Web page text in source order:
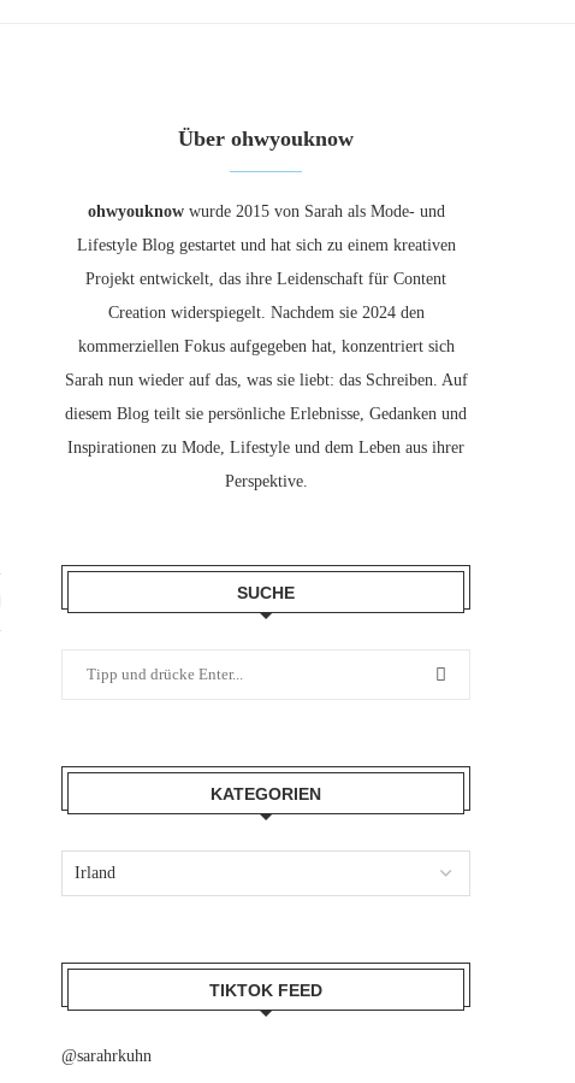
Über ohwyouknow
ohwyouknowwurde 2015 von Sarah als Mode- und
Lifestyle Blog gestartet und hat sich zu einem kreativen
Projekt entwickelt, das ihre Leidenschaft für Content
Creation widerspiegelt. Nachdem sie 2024 den
kommerziellen Fokus aufgegeben hat, konzentriert sich
Sarah nun wieder auf das, was sie liebt: das Schreiben. Auf
diesem Blog teilt sie persönliche Erlebnisse, Gedanken und
Inspirationen zu Mode, Lifestyle und dem Leben aus ihrer
Perspektive.
SUCHE
KATEGORIEN
TIKTOK FEED
@sarahrkuhn